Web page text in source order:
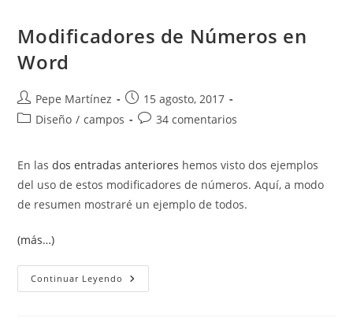
Modificadores de Números en
Word
Autor
de
Pepe Martínez
Publicación
de
15 agosto, 2017
Categoría
entrada:
Diseño / campos
Comentarios
entrada:
34 comentarios
En las dos entradas anteriores hemos visto dos ejemplos
del uso de estos modificadores de números. Aquí, a modo
de resumen mostraré un ejemplo de todos.
(más…)
Continuar Leyendo Modificadores
De